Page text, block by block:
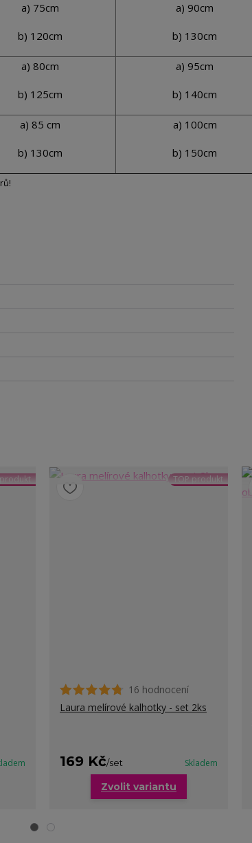
a) 75cm
b) 120cm
a) 90cm
b) 130cm
a) 80cm
b) 125cm
a) 95cm
b) 140cm
a) 85 cm
b) 130cm
a) 100cm
b) 150cm
TOP produkt
16 hodnocení
Laura melírové kalhotky - set 2ks
169 Kč/set Skladem
Zvolit variantu